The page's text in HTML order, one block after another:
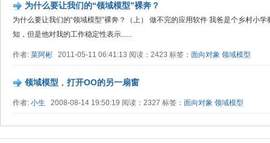
为什么要让我们的“领域模型”裸奔？
为什么要让我们的“领域模型”裸奔？（上） 做不完的应用软件 我爸是个乡村小
知，但是他对我的工作稳定性表示......
作者: 菜阿彬 2011-05-11 06:41:13 阅读：2423 标签： 面向对象 领域模型
领域模型﹐打开OO的另一扇窗
作者: 小生 2008-08-14 19:50:19 阅读：2327 标签： 面向对象 领域模型